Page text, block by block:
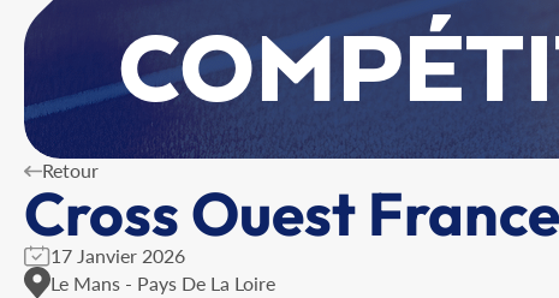
Retour
Cross Ouest
17 Janvier 2026
Le Mans - Pays De La Loire